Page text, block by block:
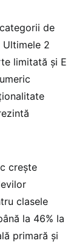
de
2
limitată și E
crește
clasele
la 46% la
primară și